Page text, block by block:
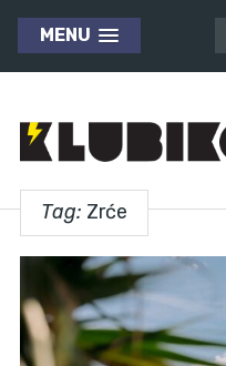
MENU
Tag: Zrće